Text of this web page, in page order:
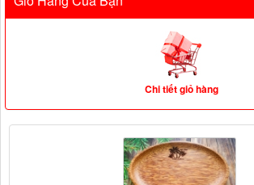
Chi tiết giỏ hàng